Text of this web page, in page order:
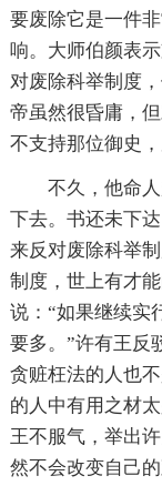
要废除它是一件
响。大师伯颜表
对废除科举制度
帝虽然很昏庸，
不支持那位御史
不久，他命
下去。书还未下
来反对废除科举
制度，世上有才
说：“如果继续实
要多。”许有王反
贪赃枉法的人也
的人中有用之材
王不服气，举出
然不会改变自己